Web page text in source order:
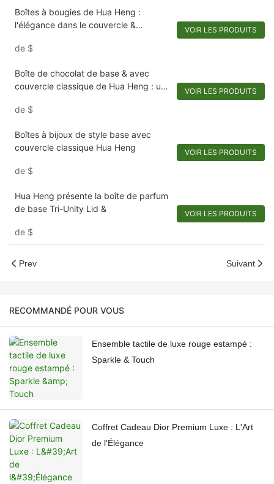
Boîtes à bougies de Hua Heng :
l'élégance dans le couvercle &
de $
VOIR LES PRODUITS
Boîte de chocolat de base & avec
couvercle classique de Hua Heng : un
de $
VOIR LES PRODUITS
Boîtes à bijoux de style base avec
couvercle classique Hua Heng
de $
VOIR LES PRODUITS
Hua Heng présente la boîte de parfum
de base Tri-Unity Lid &
de $
VOIR LES PRODUITS
Prev Suivant
RECOMMANDÉ POUR VOUS
Ensemble tactile de luxe rouge estampé :
Sparkle & Touch
Coffret Cadeau Dior Premium Luxe : L'Art
de l'Élégance